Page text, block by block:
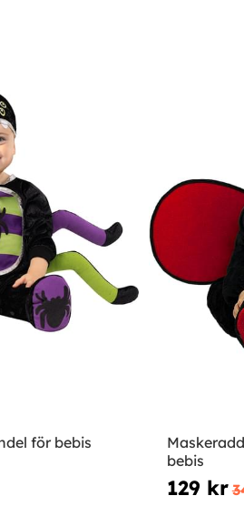
för bebis
bebis
129 kr